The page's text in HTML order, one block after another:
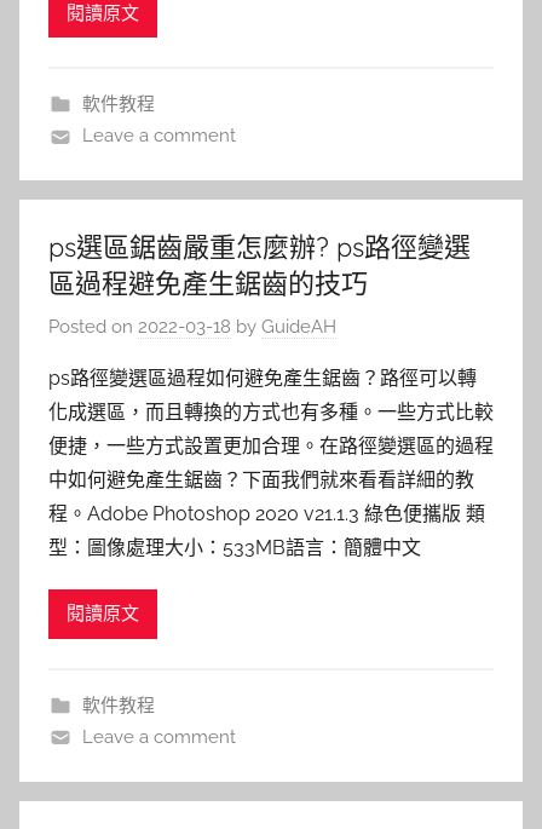
閱讀原文
軟件教程
Leave a comment
ps選區鋸齒嚴重怎麼辦? ps路徑變選
區過程避免產生鋸齒的技巧
Posted on 2022-03-18 by GuideAH
ps路徑變選區過程如何避免產生鋸齒？路徑可以轉
化成選區，而且轉換的方式也有多種。一些方式比較
便捷，一些方式設置更加合理。在路徑變選區的過程
中如何避免產生鋸齒？下面我們就來看看詳細的教
程。Adobe Photoshop 2020 v21.1.3 綠色便攜版 類
型：圖像處理大小：533MB語言：簡體中文
閱讀原文
軟件教程
Leave a comment